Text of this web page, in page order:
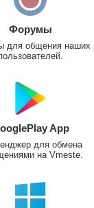
Форумы
для общения наших
App
для обмена
на Vmeste.